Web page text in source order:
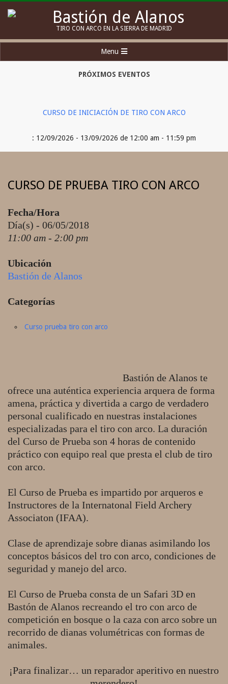
Bastión
de
Alanos
TIRO CON ARCO EN LA SIERRA DE MADRID
Navigation
Menu
PRÓXIMOS EVENTOS
CURSO DE INICIACIÓN DE TIRO CON ARCO
: 12/09/2026 - 13/09/2026 de 12:00 am - 11:59 pm
CURSO DE PRUEBA TIRO CON ARCO
Fecha/Hora
Día(s) - 06/05/2018
11:00 am - 2:00 pm
Ubicación
Bastión de Alanos
Categorías
Curso prueba tiro con arco
Bastión de Alanos te
ofrece una auténtica experiencia arquera de forma
amena, práctica y divertida a cargo de verdadero
personal cualificado en nuestras instalaciones
especializadas para el tiro con arco. La duración
del Curso de Prueba son 4 horas de contenido
práctico con equipo real que presta el club de tiro
con arco.
El Curso de Prueba es impartido por arqueros e
Instructores de la Internatonal Field Archery
Associaton (IFAA).
Clase de aprendizaje sobre dianas asimilando los
conceptos básicos del tro con arco, condiciones de
seguridad y manejo del arco.
El Curso de Prueba consta de un Safari 3D en
Bastón de Alanos recreando el tro con arco de
competición en bosque o la caza con arco sobre un
recorrido de dianas volumétricas con formas de
animales.
¡Para finalizar… un reparador aperitivo en nuestro